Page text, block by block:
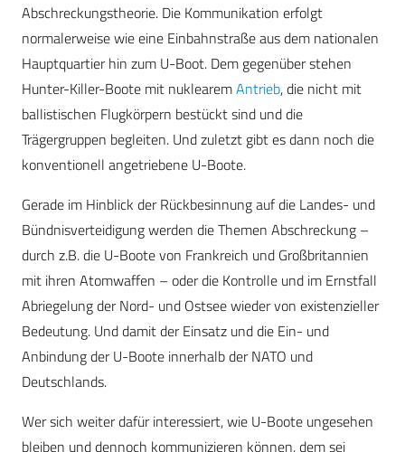
Abschreckungstheorie. Die Kommunikation erfolgt
normalerweise wie eine Einbahnstraße aus dem nationalen
Hauptquartier hin zum U-Boot. Dem gegenüber stehen
Hunter-Killer-Boote mit nuklearemAntrieb, die nicht mit
ballistischen Flugkörpern bestückt sind und die
Trägergruppen begleiten. Und zuletzt gibt es dann noch die
konventionell angetriebene U-Boote.
Gerade im Hinblick der Rückbesinnung auf die Landes- und
Bündnisverteidigung werden die Themen Abschreckung –
durch z.B. die U-Boote von Frankreich und Großbritannien
mit ihren Atomwaffen – oder die Kontrolle und im Ernstfall
Abriegelung der Nord- und Ostsee wieder von existenzieller
Bedeutung. Und damit der Einsatz und die Ein- und
Anbindung der U-Boote innerhalb der NATO und
Deutschlands.
Wer sich weiter dafür interessiert, wie U-Boote ungesehen
bleiben und dennoch kommunizieren können, dem sei